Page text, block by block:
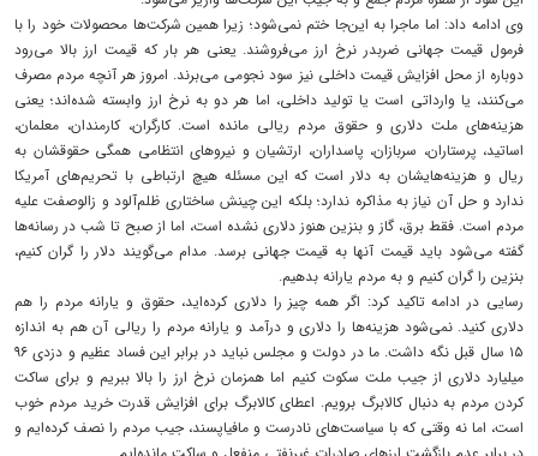
وی ادامه داد: اما ماجرا به این‌جا ختم نمی‌شود؛ زیرا همین شرکت‌ها محصولات خود را با
فرمول قیمت جهانی ضربدر نرخ ارز می‌فروشند. یعنی هر بار که قیمت ارز بالا می‌رود
دوباره از محل افزایش قیمت داخلی نیز سود نجومی می‌برند. امروز هر آنچه مردم مصرف
می‌کنند، یا وارداتی است یا تولید داخلی، اما هر دو به نرخ ارز وابسته شده‌اند؛ یعنی
هزینه‌های ملت دلاری و حقوق مردم ریالی مانده است. کارگران، کارمندان، معلمان،
اساتید، پرستاران، سربازان، پاسداران، ارتشیان و نیروهای انتظامی همگی حقوقشان به
ریال و هزینه‌هایشان به دلار است که این مسئله هیچ ارتباطی با تحریم‌های آمریکا
ندارد و حل آن نیاز به مذاکره ندارد؛ بلکه این چینش ساختاری ظلم‌آلود و زالوصفت علیه
مردم است. فقط برق، گاز و بنزین هنوز دلاری نشده است، اما از صبح تا شب در رسانه‌ها
گفته می‌شود باید قیمت آنها به قیمت جهانی برسد. مدام می‌گویند دلار را گران کنیم،
بنزین را گران کنیم و به مردم یارانه بدهیم.
رسایی در ادامه تاکید کرد: اگر همه چیز را دلاری کرده‌اید، حقوق و یارانه مردم را هم
دلاری کنید. نمی‌شود هزینه‌ها را دلاری و درآمد و یارانه مردم را ریالی آن هم به اندازه
۱۵ سال قبل نگه داشت. ما در دولت و مجلس نباید در برابر این فساد عظیم و دزدی ۹۶
میلیارد دلاری از جیب ملت سکوت کنیم اما همزمان نرخ ارز را بالا ببریم و برای ساکت
کردن مردم به‌ دنبال کالابرگ برویم. اعطای کالابرگ برای افزایش قدرت خرید مردم خوب
است، اما نه وقتی که با سیاست‌های نادرست و مافیاپسند، جیب مردم را نصف کرده‌ایم و